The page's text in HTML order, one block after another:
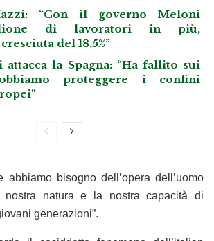
“Con il governo Meloni
di lavoratori in più,
del 18,5%”
attacca la Spagna: “Ha fallito sui
proteggere i confini
abbiamo bisogno dell’opera dell’uomo
nostra natura e la nostra capacità di
generazioni”.